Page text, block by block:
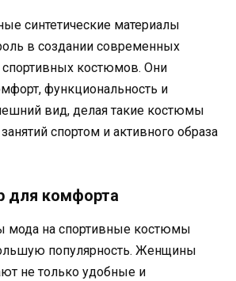
синтетические материалы
в создании современных
костюмов. Они
функциональность и
вид, делая такие костюмы
спортом и активного образа
для комфорта
мода на спортивные костюмы
популярность. Женщины
не только удобные и